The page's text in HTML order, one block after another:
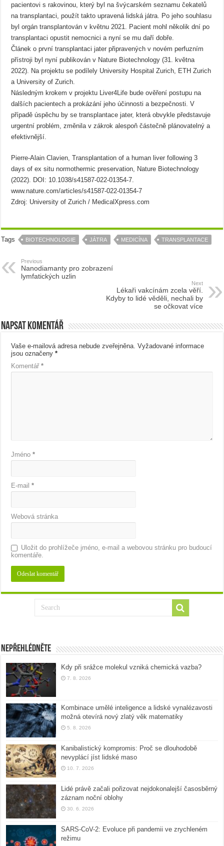
pacientovi s rakovinou, který byl na švýcarském seznamu čekatelů
na transplantaci, použít takto upravená lidská játra. Po jeho souhlasu
byl orgán transplantován v květnu 2021. Pacient mohl několik dní po
transplantaci opustit nemocnici a nyní se mu daří dobře.
Článek o první transplantaci jater připravených v novém perfuzním
přístroji byl nyní publikován v Nature Biotechnology (31. května
2022). Na projektu se podílely University Hospital Zurich, ETH Zurich
a University of Zurich.
Následným krokem v projektu Liver4Life bude ověření postupu na
dalších pacientech a prokázání jeho účinnosti a bezpečnosti. V
případě úspěchu by se transplantace jater, která obvykle představuje
urgentní problém, změnila v zákrok alespoň částečně plánovatelný a
efektivnější.
Pierre-Alain Clavien, Transplantation of a human liver following 3
days of ex situ normothermic preservation, Nature Biotechnology
(2022). DOI: 10.1038/s41587-022-01354-7.
www.nature.com/articles/s41587-022-01354-7
Zdroj: University of Zurich / MedicalXpress.com
Tags BIOTECHNOLOGIE JÁTRA MEDICÍNA TRANSPLANTACE
Previous
Nanodiamanty pro zobrazení
lymfatických uzlin
Next
Lékaři vakcínám zcela věří.
Kdyby to lidé věděli, nechali by
se očkovat více
Napsat komentář
Vaše e-mailová adresa nebude zveřejněna. Vyžadované informace
jsou označeny*
Komentář*
Jméno*
E-mail*
Webová stránka
Uložit do prohlížeče jméno, e-mail a webovou stránku pro budoucí
komentáře.
Nepřehlédněte
Kdy při srážce molekul vzniká chemická vazba?
7. 8. 2026
Kombinace umělé inteligence a lidské vynalézavosti
možná otevírá nový zlatý věk matematiky
5. 8. 2026
Kanibalistický kompromis: Proč se dlouhodobě
nevyplácí jíst lidské maso
10. 7. 2026
Lidé právě začali pořizovat nejdokonalejší časosběrný
záznam noční oblohy
30. 6. 2026
SARS-CoV-2: Evoluce při pandemii ve zrychleném
režimu